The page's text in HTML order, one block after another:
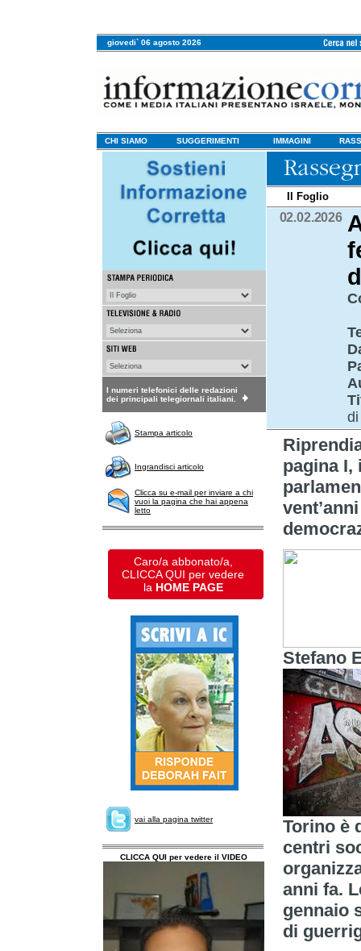
giovedi` 06 agosto 2026
CHI SIAMO SUGGERIMENTI IMMAGINI
I numeri telefonici delle redazioni
dei principali telegiornali italiani.
Stampa articolo
Ingrandisci articolo
Clicca su e-mail per inviare a chi
vuoi la pagina che hai appena
letto
Caro/a abbonato/a,
CLICCA QUI per vedere
la HOME PAGE
vai alla pagina twitter
CLICCA QUI per vedere il VIDEO
Il Foglio
02.02.2026
pagina I,
Stefano
Torino è
centri
anni fa.
gennaio
di